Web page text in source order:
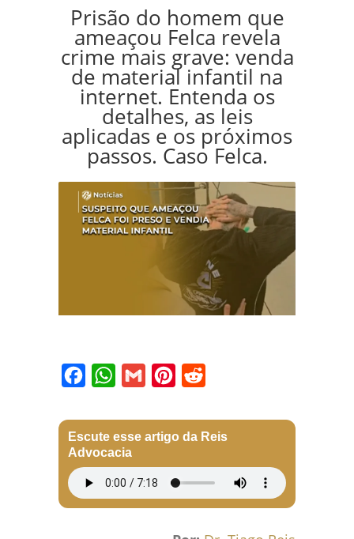
Prisão do homem que
ameaçou Felca revela
crime mais grave: venda
de material infantil na
internet. Entenda os
detalhes, as leis
aplicadas e os próximos
passos. Caso Felca.
FacebookWhatsApp
Gmail Pinterest
Escute esse artigo da Reis
Advocacia